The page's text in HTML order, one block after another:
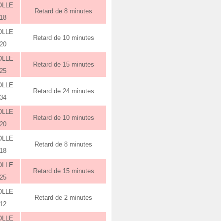
Retard de 8 minutes
Retard de 10 minutes
Retard de 15 minutes
Retard de 24 minutes
Retard de 10 minutes
Retard de 8 minutes
Retard de 15 minutes
Retard de 2 minutes